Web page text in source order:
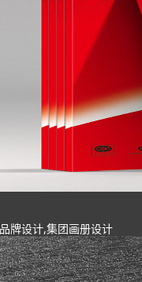
牌设计,集团画册设计